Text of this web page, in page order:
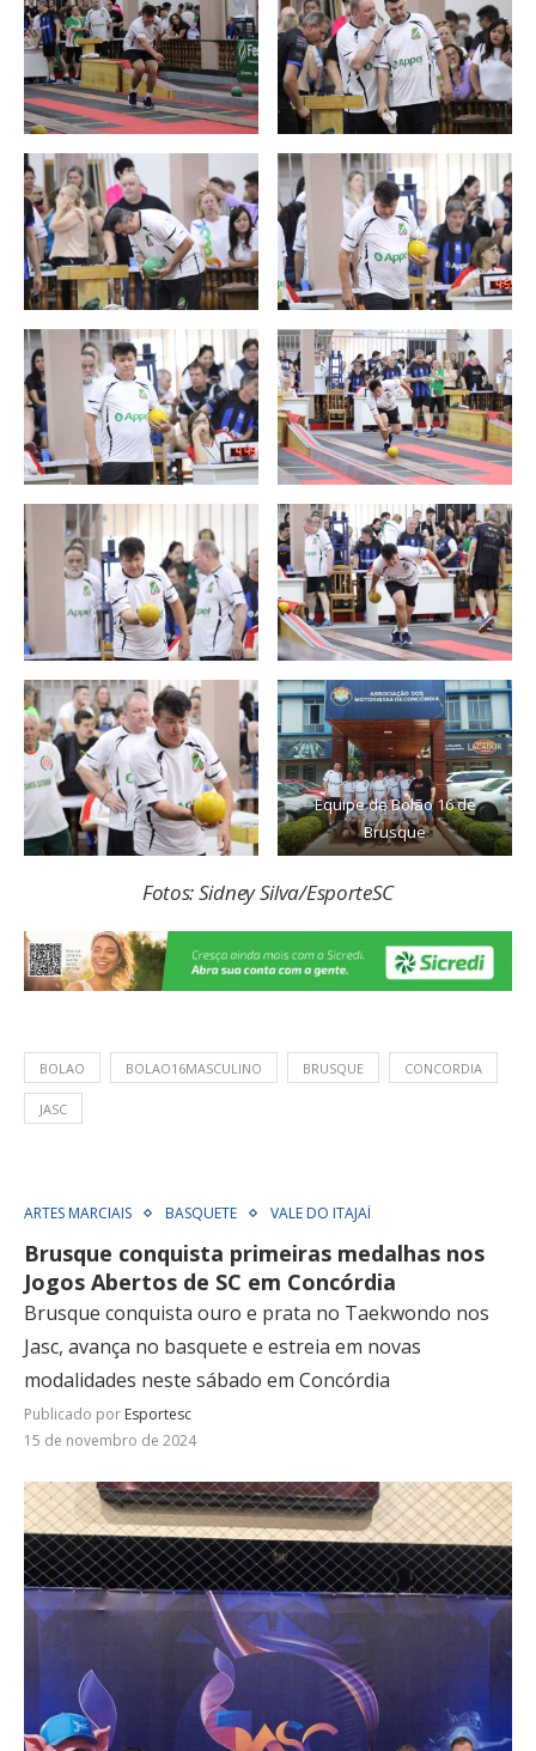
Equipe de Bolão 16 de
Brusque
Fotos: Sidney Silva/EsporteSC
BOLAO BOLAO16MASCULINO BRUSQUE CONCORDIA
JASC
ARTES MARCIAIS BASQUETE VALE DO ITAJAÍ
Brusque conquista primeiras medalhas nos
Jogos Abertos de SC em Concórdia
Brusque conquista ouro e prata no Taekwondo nos
Jasc, avança no basquete e estreia em novas
modalidades neste sábado em Concórdia
Publicado por Esportesc
15 de novembro de 2024